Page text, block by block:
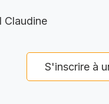
Claudine
S'inscrire à